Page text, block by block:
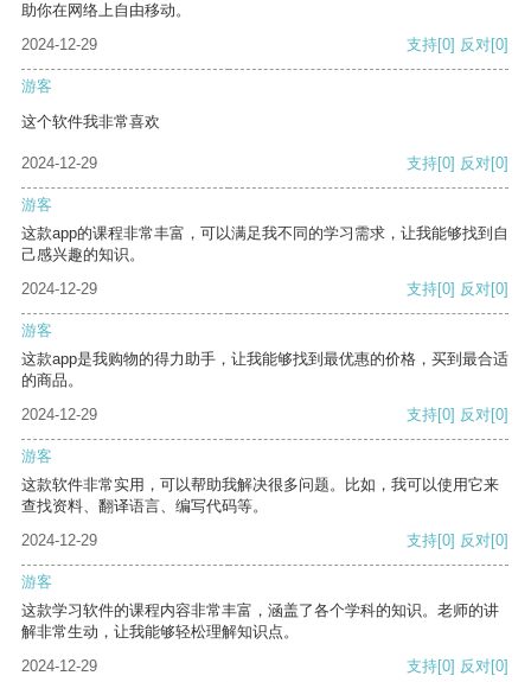
助你在网络上自由移动。
2024-12-29
支持[0] 反对[0]
游客
这个软件我非常喜欢
2024-12-29 支持[0] 反对[0]
游客
这款app的课程非常丰富，可以满足我不同的学习需求，让我能够找到自
己感兴趣的知识。
2024-12-29
支持[0] 反对[0]
游客
这款app是我购物的得力助手，让我能够找到最优惠的价格，买到最合适
的商品。
2024-12-29
支持[0] 反对[0]
游客
这款软件非常实用，可以帮助我解决很多问题。比如，我可以使用它来
查找资料、翻译语言、编写代码等。
2024-12-29
支持[0] 反对[0]
游客
这款学习软件的课程内容非常丰富，涵盖了各个学科的知识。老师的讲
解非常生动，让我能够轻松理解知识点。
2024-12-29
支持[0] 反对[0]